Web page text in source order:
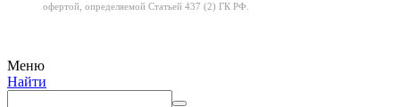
офертой, определяемой Статьей 437 (2) ГК РФ.
Меню
Найти